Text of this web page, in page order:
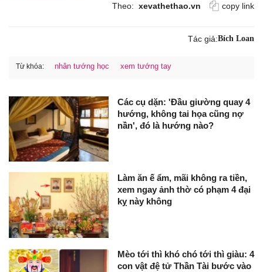
Theo: xevathethao.vn copy link
Tác giả:Bích Loan
Từ khóa: nhân tướng học xem tướng tay
Các cụ dặn: 'Đầu giường quay 4
hướng, không tai họa cũng nợ
nần', đó là hướng nào?
Làm ăn ế ẩm, mãi không ra tiền,
xem ngay ảnh thờ có phạm 4 đại
kỵ này không
Mèo tới thì khó chó tới thì giàu: 4
con vật đệ tử Thần Tài bước vào